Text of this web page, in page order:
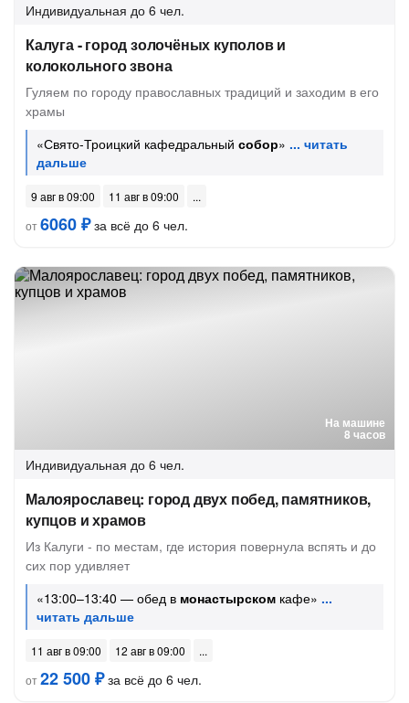
Индивидуальная до 6 чел.
Калуга - город золочёных куполов и
колокольного звона
Гуляем по городу православных традиций и заходим в его
храмы
«Свято-Троицкий кафедральный собор»
9 авг в 09:00
11 авг в 09:00
от6060 ₽за всё до 6 чел.
На машине
8 часов
Индивидуальная до 6 чел.
Малоярославец: город двух побед, памятников,
купцов и храмов
Из Калуги - по местам, где история повернула вспять и до
сих пор удивляет
«13:00–13:40 — обед в монастырском кафе»
11 авг в 09:00
12 авг в 09:00
от22 500 ₽за всё до 6 чел.